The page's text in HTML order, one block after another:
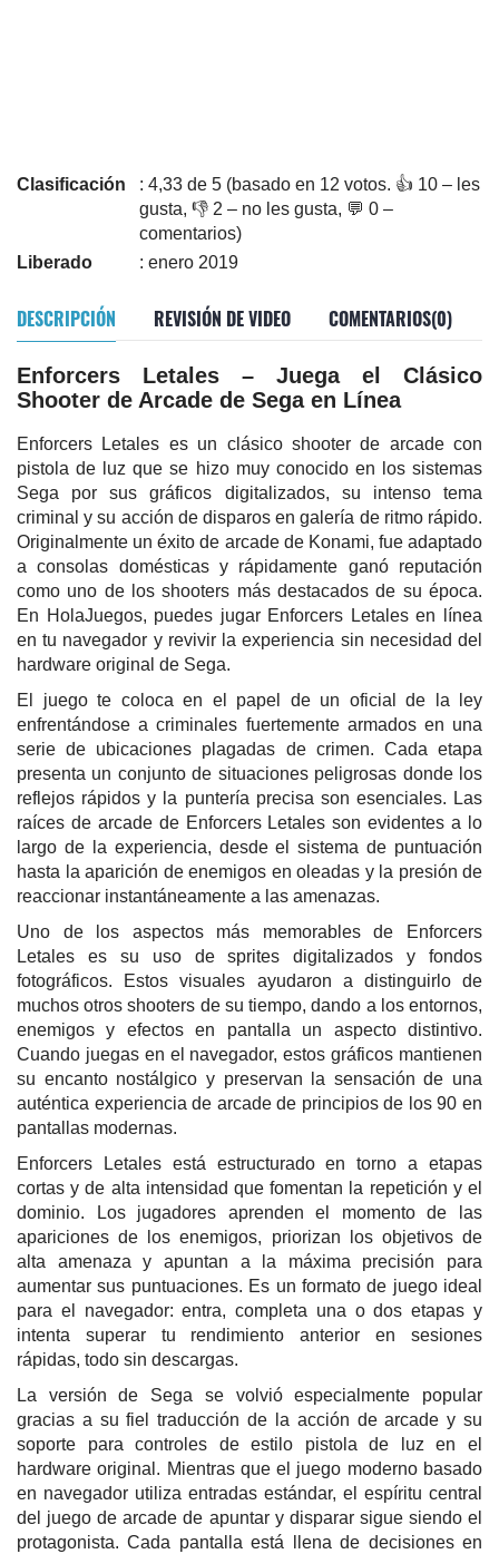
Clasificación
: 4,33 de 5 (basado en 12 votos. 👍 10 – les
gusta, 👎 2 – no les gusta, 💬 0 –
comentarios)
Liberado
: enero 2019
DESCRIPCIÓN REVISIÓN DE VIDEO COMENTARIOS(0)
Enforcers Letales – Juega el Clásico
Shooter de Arcade de Sega en Línea
Enforcers Letales es un clásico shooter de arcade con
pistola de luz que se hizo muy conocido en los sistemas
Sega por sus gráficos digitalizados, su intenso tema
criminal y su acción de disparos en galería de ritmo rápido.
Originalmente un éxito de arcade de Konami, fue adaptado
a consolas domésticas y rápidamente ganó reputación
como uno de los shooters más destacados de su época.
En HolaJuegos, puedes jugar Enforcers Letales en línea
en tu navegador y revivir la experiencia sin necesidad del
hardware original de Sega.
El juego te coloca en el papel de un oficial de la ley
enfrentándose a criminales fuertemente armados en una
serie de ubicaciones plagadas de crimen. Cada etapa
presenta un conjunto de situaciones peligrosas donde los
reflejos rápidos y la puntería precisa son esenciales. Las
raíces de arcade de Enforcers Letales son evidentes a lo
largo de la experiencia, desde el sistema de puntuación
hasta la aparición de enemigos en oleadas y la presión de
reaccionar instantáneamente a las amenazas.
Uno de los aspectos más memorables de Enforcers
Letales es su uso de sprites digitalizados y fondos
fotográficos. Estos visuales ayudaron a distinguirlo de
muchos otros shooters de su tiempo, dando a los entornos,
enemigos y efectos en pantalla un aspecto distintivo.
Cuando juegas en el navegador, estos gráficos mantienen
su encanto nostálgico y preservan la sensación de una
auténtica experiencia de arcade de principios de los 90 en
pantallas modernas.
Enforcers Letales está estructurado en torno a etapas
cortas y de alta intensidad que fomentan la repetición y el
dominio. Los jugadores aprenden el momento de las
apariciones de los enemigos, priorizan los objetivos de
alta amenaza y apuntan a la máxima precisión para
aumentar sus puntuaciones. Es un formato de juego ideal
para el navegador: entra, completa una o dos etapas y
intenta superar tu rendimiento anterior en sesiones
rápidas, todo sin descargas.
La versión de Sega se volvió especialmente popular
gracias a su fiel traducción de la acción de arcade y su
soporte para controles de estilo pistola de luz en el
hardware original. Mientras que el juego moderno basado
en navegador utiliza entradas estándar, el espíritu central
del juego de arcade de apuntar y disparar sigue siendo el
protagonista. Cada pantalla está llena de decisiones en